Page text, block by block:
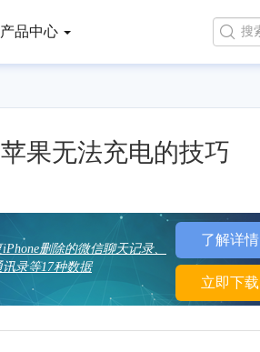

产品中心
果无法充电的技巧
删除的微信聊天记录、
讯录等17种数据
了解详情
立即下载